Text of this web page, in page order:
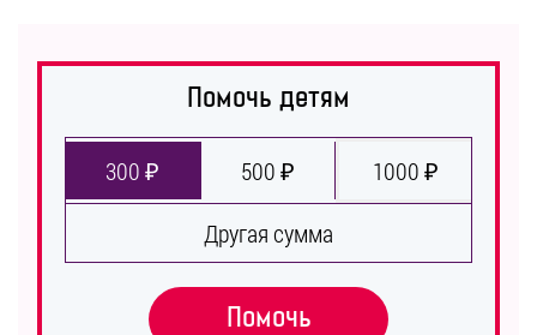
Помочь детям
300 ₽ 500 ₽
1000 ₽
Другая сумма
Помочь